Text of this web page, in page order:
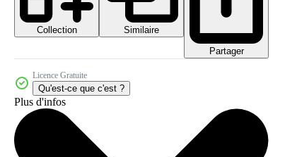
Collection
Similaire
Partager
Licence Gratuite
Qu'est-ce que c'est ?
Plus d'infos